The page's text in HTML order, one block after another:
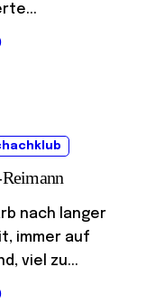
nach langer
immer auf
viel zu...